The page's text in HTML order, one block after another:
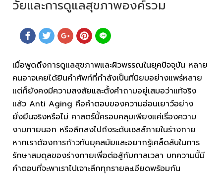
วัยและการดูแลสุขภาพองค์รวม
เมื่อพูดถึงการดูแลสุขภาพและผิวพรรณในยุคปัจจุบัน หลาย
คนอาจเคยได้ยินคำศัพท์ที่กำลังเป็นที่นิยมอย่างแพร่หลาย
แต่ก็ยังคงมีความสงสัยและตั้งคำถามอยู่เสมอว่าแท้จริง
แล้ว Anti Aging คือคำตอบของความอ่อนเยาว์อย่าง
ยั่งยืนจริงหรือไม่ ศาสตร์นี้ครอบคลุมเพียงแค่เรื่องความ
งามภายนอก หรือลึกลงไปถึงระดับเซลล์ภายในร่างกาย
หากเราต้องการก้าวทันยุคสมัยและอยากรู้เคล็ดลับในการ
รักษาสมดุลของร่างกายเพื่อต่อสู้กับกาลเวลา บทความนี้มี
คำตอบที่จะพาเราไปเจาะลึกทุกรายละเอียดพร้อมกัน